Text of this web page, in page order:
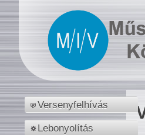
Versenyfelhívás
Lebonyolítás